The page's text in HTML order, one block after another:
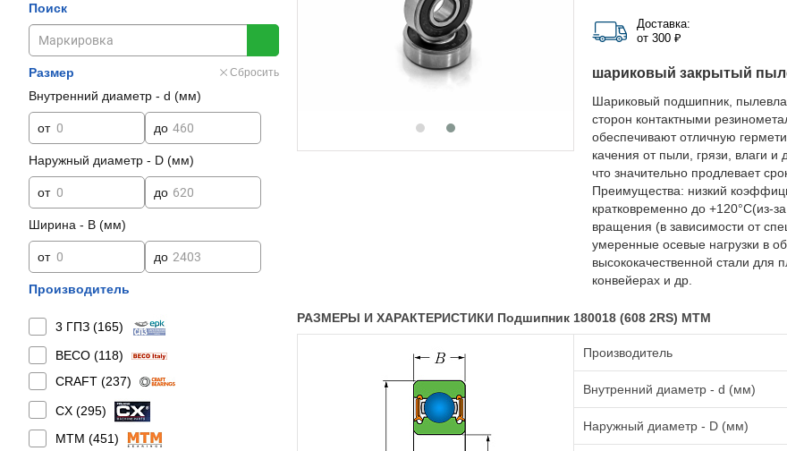
Поиск
Размер Сбросить
Внутренний диаметр - d (мм)
от до
Наружный диаметр - D (мм)
от до
Ширина - B (мм)
от до
Производитель
3 ГПЗ (165)
BECO (118)
CRAFT (237)
CX (295)
MTM (451)
Доставка:
от 300 ₽
шариковый закрытый
Шариковый подшипник,
сторон контактными
обеспечивают отличную
качения от пыли, грязи, влаги и
что значительно продлевает
Преимущества: низкий
кратковременно до +120°C(из-
вращения (в зависимости от
умеренные осевые нагрузки в
высококачественной стали для
конвейерах и др.
РАЗМЕРЫ И ХАРАКТЕРИСТИКИ Подшипник 180018 (608 2RS) MTM
Производитель
Внутренний диаметр - d (мм)
Наружный диаметр - D (мм)